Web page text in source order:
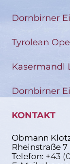
Dornbirner
Tyrolean
Kasermandl
Dornbirner
KONTAKT
Obmann
Rheinstraße
Telefon: +43